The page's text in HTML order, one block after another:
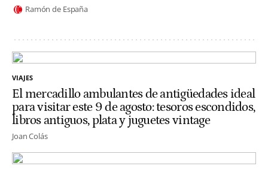
Ramón de España
VIAJES
El mercadillo ambulantes de antigüedades ideal
para visitar este 9 de agosto: tesoros escondidos,
libros antiguos, plata y juguetes vintage
Joan Colás